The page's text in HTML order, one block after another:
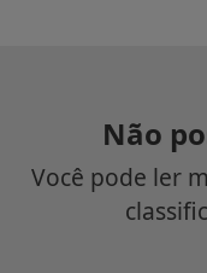
Não
Você pode ler